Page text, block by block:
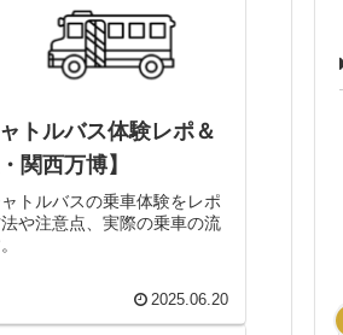
トルバス体験レポ＆
関西万博】
トルバスの乗車体験をレポ
や注意点、実際の乗車の流
2025.06.20